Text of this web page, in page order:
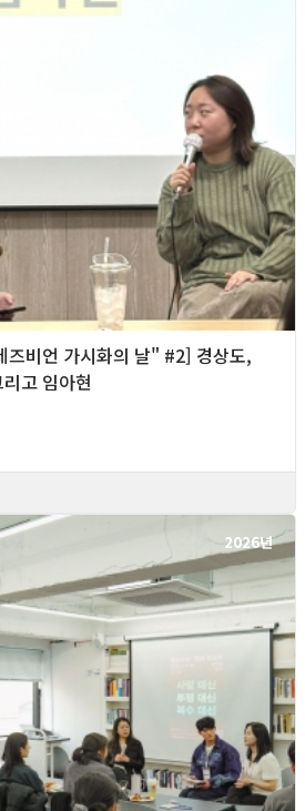
비언 가시화의 날" #2] 경상도,
고 임아현
2026년